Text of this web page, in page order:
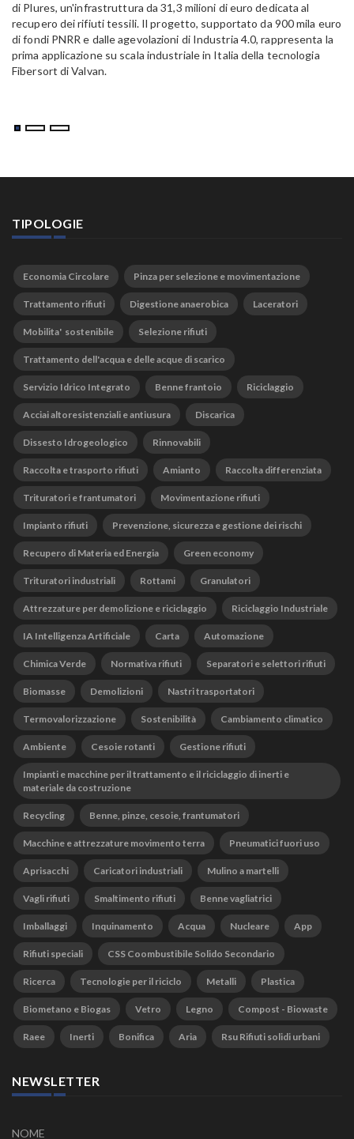
di Plures, un'infrastruttura da 31,3 milioni di euro dedicata al
recupero dei rifiuti tessili. Il progetto, supportato da 900 mila euro
di fondi PNRR e dalle agevolazioni di Industria 4.0, rappresenta la
prima applicazione su scala industriale in Italia della tecnologia
Fibersort di Valvan.
TIPOLOGIE
Economia Circolare Pinza per selezione e movimentazione
Trattamento rifiuti Digestione anaerobica Laceratori
Mobilita' sostenibile Selezione rifiuti
Trattamento dell'acqua e delle acque di scarico
Servizio Idrico Integrato Benne frantoio Riciclaggio
Acciai altoresistenziali e antiusura Discarica
Dissesto Idrogeologico Rinnovabili
Raccolta e trasporto rifiuti Amianto Raccolta differenziata
Trituratori e frantumatori Movimentazione rifiuti
Impianto rifiuti Prevenzione, sicurezza e gestione dei rischi
Recupero di Materia ed Energia Green economy
Trituratori industriali Rottami Granulatori
Attrezzature per demolizione e riciclaggio Riciclaggio Industriale
IA Intelligenza Artificiale Carta Automazione
Chimica Verde Normativa rifiuti Separatori e selettori rifiuti
Biomasse Demolizioni Nastri trasportatori
Termovalorizzazione Sostenibilità Cambiamento climatico
Ambiente Cesoie rotanti Gestione rifiuti
Impianti e macchine per il trattamento e il riciclaggio di inerti e
materiale da costruzione
Recycling Benne, pinze, cesoie, frantumatori
Macchine e attrezzature movimento terra Pneumatici fuori uso
Aprisacchi Caricatori industriali Mulino a martelli
Vagli rifiuti Smaltimento rifiuti Benne vagliatrici
Imballaggi Inquinamento Acqua Nucleare App
Rifiuti speciali CSS Coombustibile Solido Secondario
Ricerca Tecnologie per il riciclo Metalli Plastica
Biometano e Biogas Vetro Legno Compost - Biowaste
Raee Inerti Bonifica Aria Rsu Rifiuti solidi urbani
NEWSLETTER